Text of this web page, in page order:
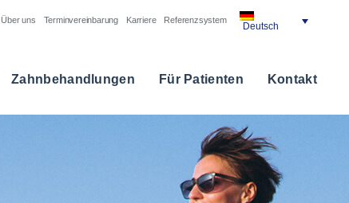
Über uns Terminvereinbarung Karriere Referenzsystem
Deutsch
Zahnbehandlungen Für Patienten Kontakt